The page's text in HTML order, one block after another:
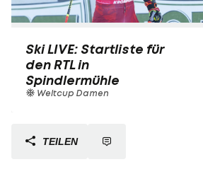
Ski LIVE: Startliste für
den RTL in
Spindlermühle
Weltcup Damen
TEILEN